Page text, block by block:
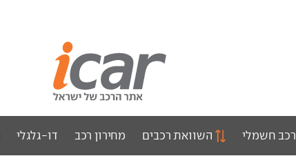
רכב חשמלי השוואת רכבים מחירון רכב דו-גלגלי